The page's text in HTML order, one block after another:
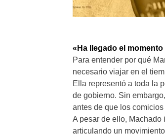
«Ha llegado el
Para entender por qué
necesario viajar en el
Ella representó a toda la
de gobierno. Sin
antes de que los
A pesar de ello,
articulando un